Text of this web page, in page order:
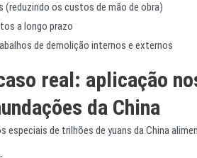
(reduzindo os custos de mão de obra)
a longo prazo
de demolição internos e externos
real: aplicação
da China
de trilhões de yuans da China